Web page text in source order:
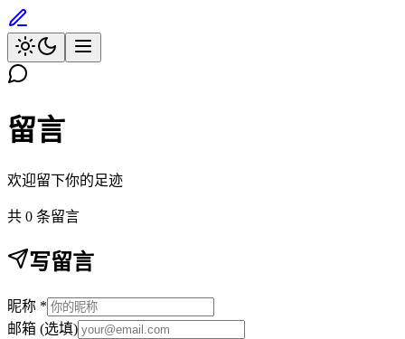
留言
欢迎留下你的足迹
共 0 条留言
写留言
昵称 *
邮箱 (选填)